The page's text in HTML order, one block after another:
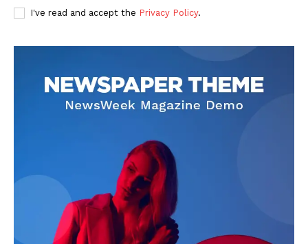
Contact us
Subscription Plans
My account
I've read and accept the Privacy Policy.